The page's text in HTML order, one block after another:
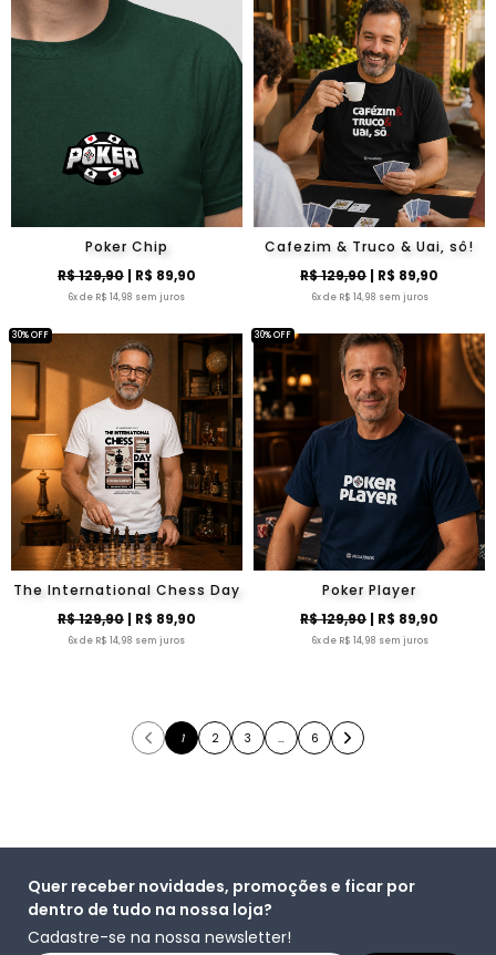
Poker Chip
R$ 129,90| R$ 89,90
6x de R$ 14,98 sem juros
Cafezim & Truco & Uai, sô!
R$ 129,90| R$ 89,90
6x de R$ 14,98 sem juros
The International Chess Day
R$ 129,90| R$ 89,90
6x de R$ 14,98 sem juros
30% OFF
Poker Player
R$ 129,90| R$ 89,90
6x de R$ 14,98 sem juros
30% OFF
1 2 3 … 6
Quer receber novidades, promoções e ficar por
dentro de tudo na nossa loja?
Cadastre-se na nossa newsletter!